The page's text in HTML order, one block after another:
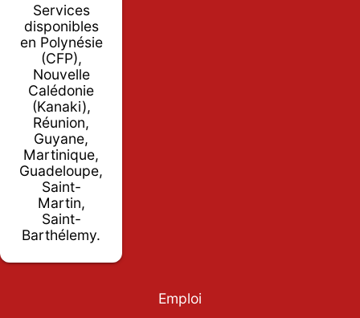
Services
disponibles
en Polynésie
(CFP),
Nouvelle
Calédonie
(Kanaki),
Réunion,
Guyane,
Martinique,
Guadeloupe,
Saint-
Martin,
Saint-
Barthélemy.
Emploi